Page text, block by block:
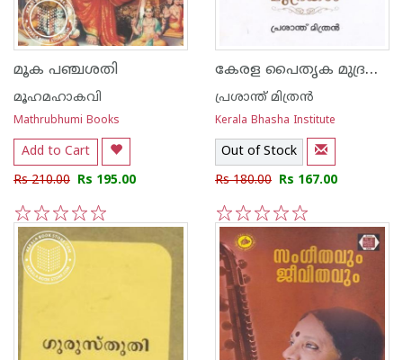
മൂക പഞ്ചശതി
മൂഹമഹാകവി
Mathrubhumi Books
Add to Cart
Rs 210.00 Rs 195.00
5
4
3
2
1
കേരള പൈതൃക മുദ്രകള്‍
പ്രശാന്ത് മിത്രന്‍
Kerala Bhasha Institute
Out of Stock
Rs 180.00 Rs 167.00
5
4
3
2
1